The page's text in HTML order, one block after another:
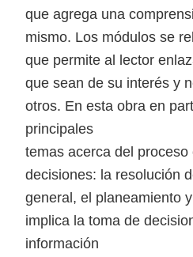
que agrega una
mismo. Los módulos se
que permite al lector
que sean de su interés y
otros. En esta obra en
principales
temas acerca del proceso
decisiones: la resolución
general, el planeamiento
implica la toma de
información